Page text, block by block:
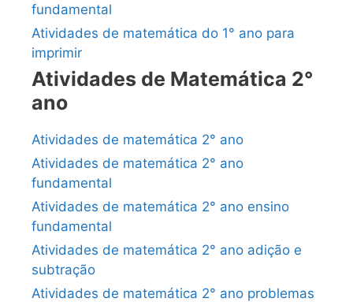
fundamental
Atividades de matemática do 1° ano para
imprimir
Atividades de Matemática 2°
ano
Atividades de matemática 2° ano
Atividades de matemática 2° ano
fundamental
Atividades de matemática 2° ano ensino
fundamental
Atividades de matemática 2° ano adição e
subtração
Atividades de matemática 2° ano problemas